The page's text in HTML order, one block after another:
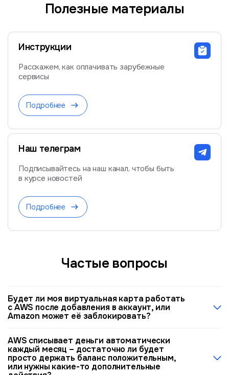
Полезные материалы
Инструкции
Расскажем, как оплачивать зарубежные
сервисы
Подробнее
Наш телеграм
Подписывайтесь на наш канал, чтобы быть
в курсе новостей
Подробнее
Частые вопросы
Будет ли моя виртуальная карта работать
с AWS после добавления в аккаунт, или
Amazon может её заблокировать?
с Amazon Web Services, так как является корпоративной
международной картой международного образца с
поддержкой 3D Secure. AWS принимает такие карты в
большинстве регионов. Однако важно понимать один
AWS списывает деньги автоматически
каждый месяц – достаточно ли будет
просто держать баланс положительным,
или нужны какие-то дополнительные